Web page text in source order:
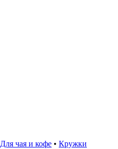
Для чая и кофе • Кружки